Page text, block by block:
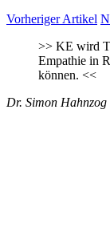
Vorheriger Artikel
>> KE wird
Empathie in
können. <<
Dr. Simon